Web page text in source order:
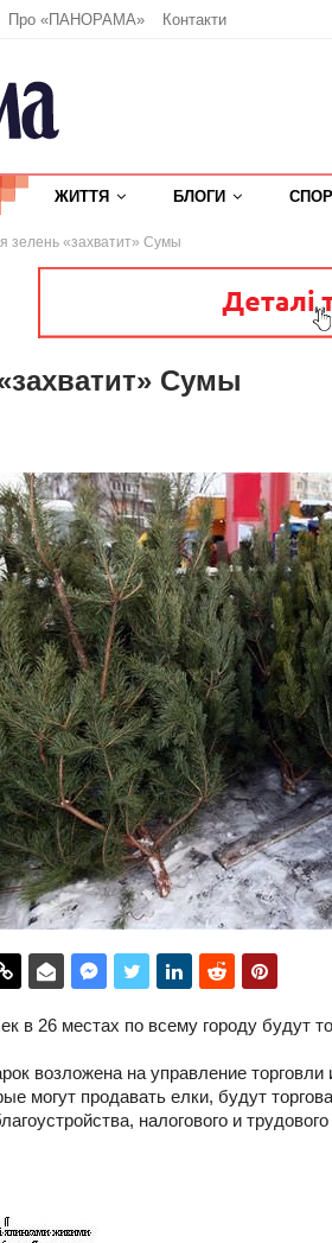
Про «ПАНОРАМА» Контакти
ЖИТТЯ БЛОГИ
зелень «захватит» Сумы
Сумы
в 26 местах по всему городу будут
возложена на управление
могут продавать елки, будут
налогового и